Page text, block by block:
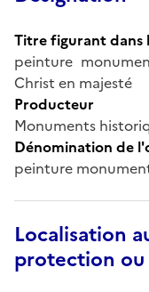
Titre figurant
peinture
Christ en majesté
Producteur
Monuments
Dénomination de
peinture
Localisation
protection